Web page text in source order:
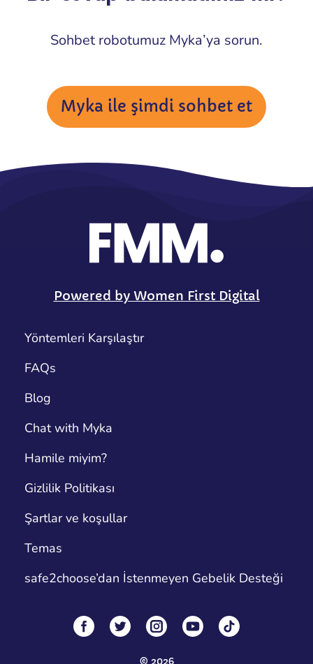
Sohbet robotumuz Myka’ya sorun.
Myka ile şimdi sohbet et
Powered by Women First Digital
Yöntemleri Karşılaştır
FAQs
Blog
Chat with Myka
Hamile miyim?
Gizlilik Politikası
Şartlar ve koşullar
Temas
safe2choose’dan İstenmeyen Gebelik Desteği
© 2026